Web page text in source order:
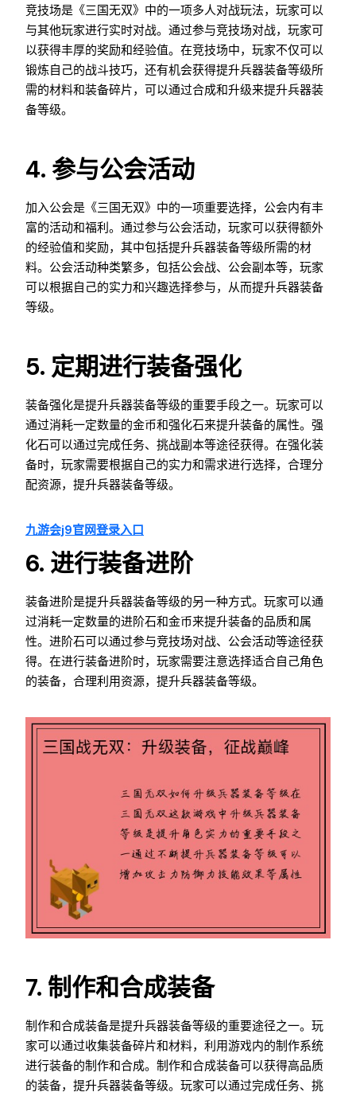
竞技场是《三国无双》中的一项多人对战玩法，玩家可以
与其他玩家进行实时对战。通过参与竞技场对战，玩家可
以获得丰厚的奖励和经验值。在竞技场中，玩家不仅可以
锻炼自己的战斗技巧，还有机会获得提升兵器装备等级所
需的材料和装备碎片，可以通过合成和升级来提升兵器装
备等级。
4. 参与公会活动
加入公会是《三国无双》中的一项重要选择，公会内有丰
富的活动和福利。通过参与公会活动，玩家可以获得额外
的经验值和奖励，其中包括提升兵器装备等级所需的材
料。公会活动种类繁多，包括公会战、公会副本等，玩家
可以根据自己的实力和兴趣选择参与，从而提升兵器装备
等级。
5. 定期进行装备强化
装备强化是提升兵器装备等级的重要手段之一。玩家可以
通过消耗一定数量的金币和强化石来提升装备的属性。强
化石可以通过完成任务、挑战副本等途径获得。在强化装
备时，玩家需要根据自己的实力和需求进行选择，合理分
配资源，提升兵器装备等级。
九游会j9官网登录入口
6. 进行装备进阶
装备进阶是提升兵器装备等级的另一种方式。玩家可以通
过消耗一定数量的进阶石和金币来提升装备的品质和属
性。进阶石可以通过参与竞技场对战、公会活动等途径获
得。在进行装备进阶时，玩家需要注意选择适合自己角色
的装备，合理利用资源，提升兵器装备等级。
7. 制作和合成装备
制作和合成装备是提升兵器装备等级的重要途径之一。玩
家可以通过收集装备碎片和材料，利用游戏内的制作系统
进行装备的制作和合成。制作和合成装备可以获得高品质
的装备，提升兵器装备等级。玩家可以通过完成任务、挑